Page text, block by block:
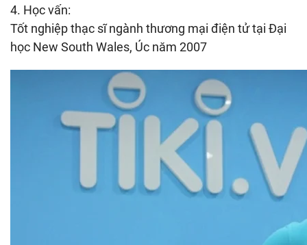
4. Học vấn:
Tốt nghiệp thạc sĩ ngành thương mại điện tử tại Đại
học New South Wales, Úc năm 2007